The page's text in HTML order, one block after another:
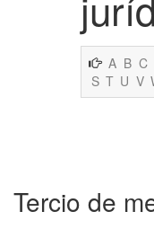
A B C
S T U V
Tercio de